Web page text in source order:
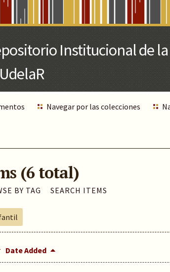
Navegar por las colecciones
(6 total)
BY TAG SEARCH ITEMS
Date Added